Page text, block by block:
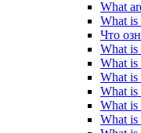
What
What is
Что
What is
What is
What is
What is
What
What